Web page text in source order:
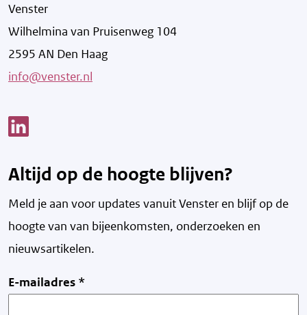
Venster
Wilhelmina van Pruisenweg 104
2595 AN Den Haag
info@venster.nl
Altijd op de hoogte blijven?
Meld je aan voor updates vanuit Venster en blijf op de
hoogte van van bijeenkomsten, onderzoeken en
nieuwsartikelen.
E-mailadres *